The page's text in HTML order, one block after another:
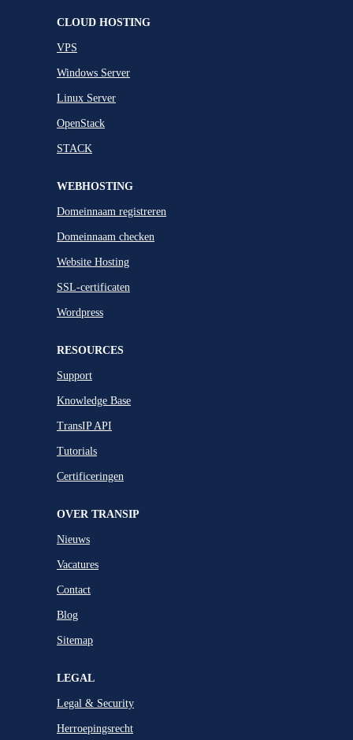
CLOUD HOSTING
VPS
Windows Server
Linux Server
OpenStack
STACK
WEBHOSTING
Domeinnaam registreren
Domeinnaam checken
Website Hosting
SSL-certificaten
Wordpress
RESOURCES
Support
Knowledge Base
TransIP API
Tutorials
Certificeringen
OVER TRANSIP
Nieuws
Vacatures
Contact
Blog
Sitemap
LEGAL
Legal & Security
Herroepingsrecht